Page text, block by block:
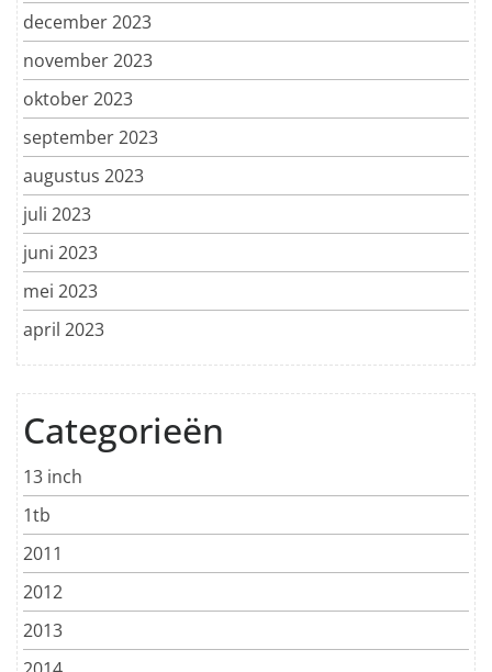
december 2023
november 2023
oktober 2023
september 2023
augustus 2023
juli 2023
juni 2023
mei 2023
april 2023
Categorieën
13 inch
1tb
2011
2012
2013